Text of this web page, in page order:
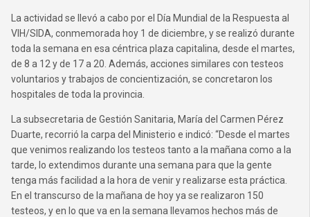
La actividad se llevó a cabo por el Día Mundial de la Respuesta al
VIH/SIDA, conmemorada hoy 1 de diciembre, y se realizó durante
toda la semana en esa céntrica plaza capitalina, desde el martes,
de 8 a 12 y de 17 a 20. Además, acciones similares con testeos
voluntarios y trabajos de concientización, se concretaron los
hospitales de toda la provincia.
La subsecretaria de Gestión Sanitaria, María del Carmen Pérez
Duarte, recorrió la carpa del Ministerio e indicó: “Desde el martes
que venimos realizando los testeos tanto a la mañana como a la
tarde, lo extendimos durante una semana para que la gente
tenga más facilidad a la hora de venir y realizarse esta práctica.
En el transcurso de la mañana de hoy ya se realizaron 150
testeos, y en lo que va en la semana llevamos hechos más de